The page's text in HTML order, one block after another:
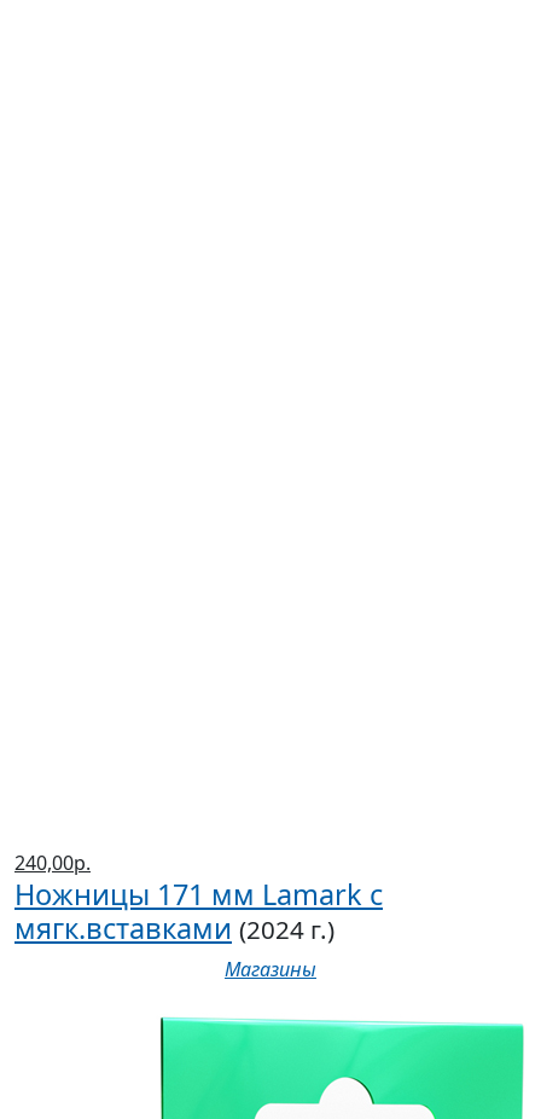
240,00р.
Ножницы 171 мм Lamark с
мягк.вставками (2024 г.)
Магазины